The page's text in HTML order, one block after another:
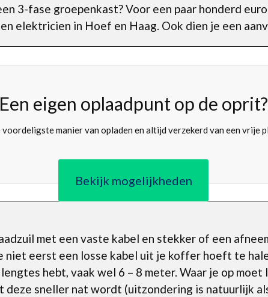
3-fase groepenkast? Voor een paar honderd
elektricien in Hoef en Haag. Ook dien je een
Een eigen oplaadpunt op de oprit?
voordeligste manier van opladen en altijd verzekerd van een vrije
Bekijk mogelijkheden
met een vaste kabel en stekker of een
niet eerst een losse kabel uit je koffer hoeft te
hebt, vaak wel 6 – 8 meter. Waar je op
deze sneller nat wordt (uitzondering is natuurlijk